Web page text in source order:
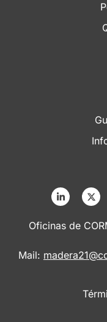
Oficinas de
Mail: